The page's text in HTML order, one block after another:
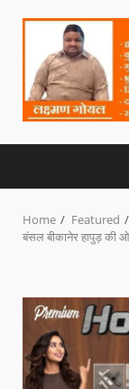
Home
Featured
बंसल बीकानेर हापुड़ की